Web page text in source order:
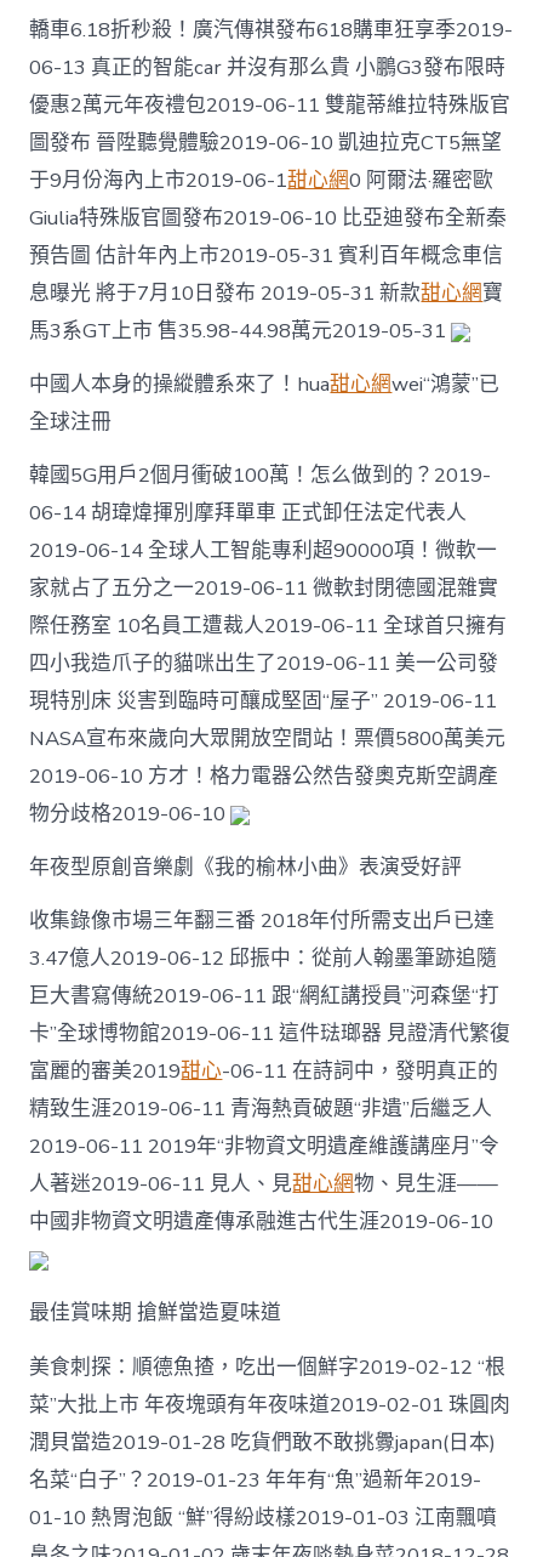
長
主
引
擎〉
中
轎車6.18折秒殺！廣汽傳祺發布618購車狂享季2019-
06-13 真正的智能car 并沒有那么貴 小鵬G3發布限時
優惠2萬元年夜禮包2019-06-11 雙龍蒂維拉特殊版官
圖發布 晉陞聽覺體驗2019-06-10 凱迪拉克CT5無望
于9月份海內上市2019-06-1甜心網0 阿爾法·羅密歐
Giulia特殊版官圖發布2019-06-10 比亞迪發布全新秦
預告圖 估計年內上市2019-05-31 賓利百年概念車信
息曝光 將于7月10日發布 2019-05-31 新款甜心網寶
馬3系GT上市 售35.98-44.98萬元2019-05-31
中國人本身的操縱體系來了！hua甜心網wei“鴻蒙”已
全球注冊
韓國5G用戶2個月衝破100萬！怎么做到的？2019-
06-14 胡瑋煒揮別摩拜單車 正式卸任法定代表人
2019-06-14 全球人工智能專利超90000項！微軟一
家就占了五分之一2019-06-11 微軟封閉德國混雜實
際任務室 10名員工遭裁人2019-06-11 全球首只擁有
四小我造爪子的貓咪出生了2019-06-11 美一公司發
現特別床 災害到臨時可釀成堅固“屋子” 2019-06-11
NASA宣布來歲向大眾開放空間站！票價5800萬美元
2019-06-10 方才！格力電器公然告發奧克斯空調產
物分歧格2019-06-10
年夜型原創音樂劇《我的榆林小曲》表演受好評
收集錄像市場三年翻三番 2018年付所需支出戶已達
3.47億人2019-06-12 邱振中：從前人翰墨筆跡追隨
巨大書寫傳統2019-06-11 跟“網紅講授員”河森堡“打
卡”全球博物館2019-06-11 這件琺瑯器 見證清代繁復
富麗的審美2019甜心-06-11 在詩詞中，發明真正的
精致生涯2019-06-11 青海熱貢破題“非遺”后繼乏人
2019-06-11 2019年“非物資文明遺產維護講座月”令
人著迷2019-06-11 見人、見甜心網物、見生涯——
中國非物資文明遺產傳承融進古代生涯2019-06-10
最佳賞味期 搶鮮當造夏味道
美食刺探：順德魚揸，吃出一個鮮字2019-02-12 “根
菜”大批上市 年夜塊頭有年夜味道2019-02-01 珠圓肉
潤貝當造2019-01-28 吃貨們敢不敢挑釁japan(日本)
名菜“白子”？2019-01-23 年年有“魚”過新年2019-
01-10 熱胃泡飯 “鮮”得紛歧樣2019-01-03 江南飄噴